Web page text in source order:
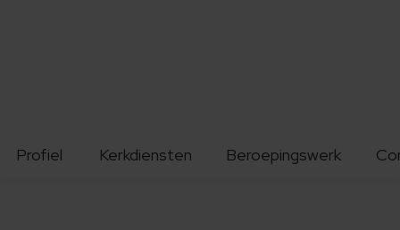
Profiel Kerkdiensten Beroepingswerk